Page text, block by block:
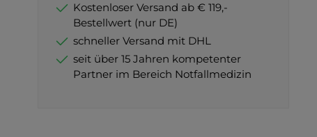
Kostenloser Versand ab € 119,-
Bestellwert (nur DE)
schneller Versand mit DHL
seit über 15 Jahren kompetenter
Partner im Bereich Notfallmedizin